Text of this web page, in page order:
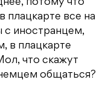
потому что
плацкарте все на
с иностранцем,
в плацкарте
что скажут
общаться?